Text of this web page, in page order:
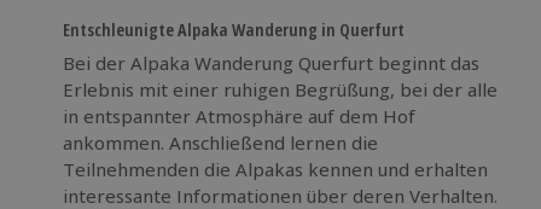
Entschleunigte Alpaka Wanderung in Querfurt
Bei der Alpaka Wanderung Querfurt beginnt das
Erlebnis mit einer ruhigen Begrüßung, bei der alle
in entspannter Atmosphäre auf dem Hof
ankommen. Anschließend lernen die
Teilnehmenden die Alpakas kennen und erhalten
interessante Informationen über deren Verhalten.